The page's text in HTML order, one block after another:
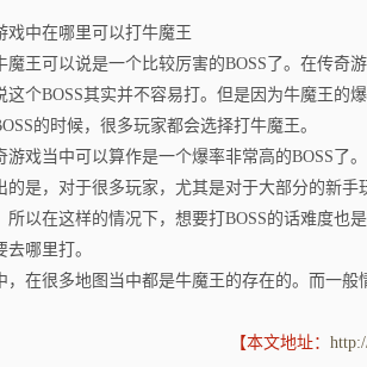
戏中在哪里可以打牛魔王
魔王可以说是一个比较厉害的BOSS了。在传奇
这个BOSS其实并不容易打。但是因为牛魔王的
的时候，很多玩家都会选择打牛魔王。
游戏当中可以算作是一个爆率非常高的BOSS了
的是，对于很多玩家，尤其是对于大部分的新
所以在这样的情况下，想要打BOSS的话难度也
哪里打。
，在很多地图当中都是牛魔王的存在的。而一
【本文地址：